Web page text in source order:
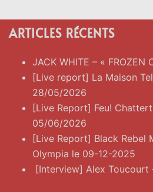
ARTICLES RÉCENTS
JACK WHITE – « FROZEN
[Live report] La Maison
28/05/2026
[Live Report] Feu!
05/06/2026
[Live Report] Black Rebel
Olympia le 09-12-2025
[Interview] Alex Toucourt